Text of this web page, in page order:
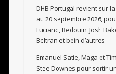
DHB Portugal revient sur
au 20 septembre 2026,
Luciano, Bedouin, Josh
Beltran et bein d’autres
Emanuel Satie, Maga et
Stee Downes pour sortir